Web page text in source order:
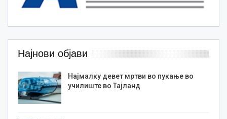
Најнови објави
Најмалку девет мртви во пукање во
училиште во Тајланд